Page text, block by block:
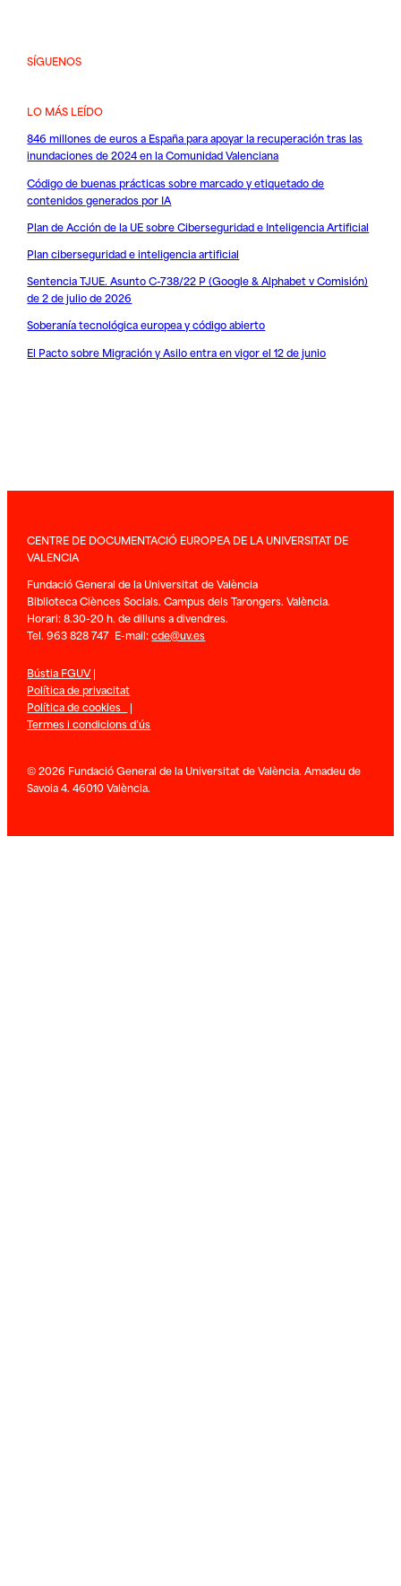
SÍGUENOS
LO MÁS LEÍDO
846 millones de euros a España para apoyar la recuperación tras las
inundaciones de 2024 en la Comunidad Valenciana
Código de buenas prácticas sobre marcado y etiquetado de
contenidos generados por IA
Plan de Acción de la UE sobre Ciberseguridad e Inteligencia Artificial
Plan ciberseguridad e inteligencia artificial
Sentencia TJUE. Asunto C-738/22 P (Google & Alphabet v Comisión)
de 2 de julio de 2026
Soberanía tecnológica europea y código abierto
El Pacto sobre Migración y Asilo entra en vigor el 12 de junio
CENTRE DE DOCUMENTACIÓ EUROPEA DE LA UNIVERSITAT DE
VALENCIA
Fundació General de la Universitat de València
Biblioteca Ciènces Socials. Campus dels Tarongers. València.
Horari: 8.30-20 h. de dilluns a divendres.
Tel. 963 828 747 E-mail:cde@uv.es
Bústia FGUV|
Política de privacitat
Política de cookies |
Termes i condicions d’ús
© 2026 Fundació General de la Universitat de València. Amadeu de
Savoia 4. 46010 València.